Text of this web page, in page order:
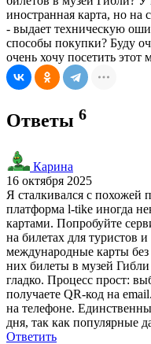
иностранная карта, но на
- выдает техническую
способы покупки? Буду
очень хочу посетить этот
Ответы 6
Карина
16 октября 2025
Я сталкивался с похожей
платформа l-tike иногда
картами. Попробуйте
на билетах для туристов
международные карты
них билеты в музей
гладко. Процесс прост:
получаете QR-код на
на телефоне.
дня, так как популярные
Ответить